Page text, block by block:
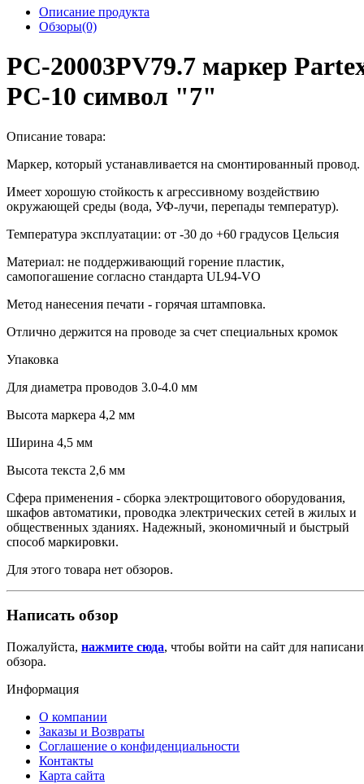
Описание продукта
Обзоры(0)
PC-20003PV79.7 маркер
PC-10 символ "7"
Описание товара:
Маркер, который устанавливается на смонтированный провод.
Имеет хорошую стойкость к агрессивному воздействию
окружающей среды (вода, УФ-лучи, перепады температур).
Температура эксплуатации: от -30 до +60 градусов Цельсия
Материал: не поддерживающий горение пластик,
самопогашение согласно стандарта UL94-VO
Метод нанесения печати - горячая штамповка.
Отлично держится на проводе за счет специальных кромок
Упаковка
Для диаметра проводов 3.0-4.0 мм
Высота маркера 4,2 мм
Ширина 4,5 мм
Высота текста 2,6 мм
Сфера применения - сборка электрощитового оборудования,
шкафов автоматики, проводка электрических сетей в жилых и
общественных зданиях. Надежный, экономичный и быстрый
способ маркировки.
Для этого товара нет обзоров.
Написать обзор
Пожалуйста, нажмите сюда, чтобы войти на сайт для
обзора.
Информация
О компании
Заказы и Возвраты
Соглашение о конфиденциальности
Контакты
Карта сайта